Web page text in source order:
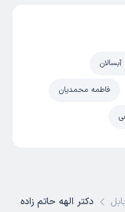
آبسالان
فاطمه محمدیان
دکتر الهه حاتم زاده